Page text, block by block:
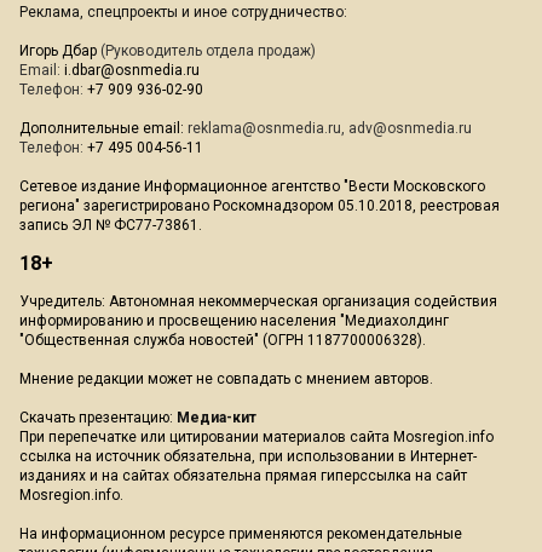
Реклама, спецпроекты и иное сотрудничество:
Игорь Дбар (Руководитель отдела продаж)
Email: i.dbar@osnmedia.ru
Телефон: +7 909 936-02-90
Дополнительные email: reklama@osnmedia.ru, adv@osnmedia.ru
Телефон: +7 495 004-56-11
Сетевое издание Информационное агентство "Вести Московского
региона" зарегистрировано Роскомнадзором 05.10.2018, реестровая
запись ЭЛ № ФС77-73861.
18+
Учредитель: Автономная некоммерческая организация содействия
информированию и просвещению населения "Медиахолдинг
"Общественная служба новостей" (ОГРН 1187700006328).
Мнение редакции может не совпадать с мнением авторов.
Скачать презентацию: Медиа-кит
При перепечатке или цитировании материалов сайта Mosregion.info
ссылка на источник обязательна, при использовании в Интернет-
изданиях и на сайтах обязательна прямая гиперссылка на сайт
Mosregion.info.
На информационном ресурсе применяются рекомендательные